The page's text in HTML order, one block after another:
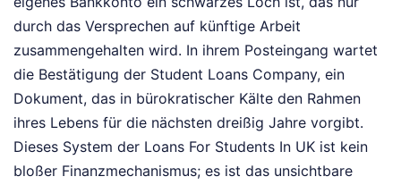
durch das Versprechen auf künftige Arbeit
zusammengehalten wird. In ihrem Posteingang wartet
die Bestätigung der Student Loans Company, ein
Dokument, das in bürokratischer Kälte den Rahmen
ihres Lebens für die nächsten dreißig Jahre vorgibt.
Dieses System der Loans For Students In UK ist kein
bloßer Finanzmechanismus; es ist das unsichtbare